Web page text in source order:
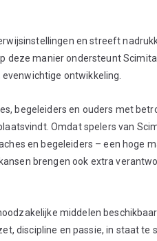
en streeft
deze manier ondersteunt
ontwikkeling.
begeleiders en ouders met
Omdat spelers van
en begeleiders – een hoge
brengen ook extra
middelen
discipline en passie, in staat te